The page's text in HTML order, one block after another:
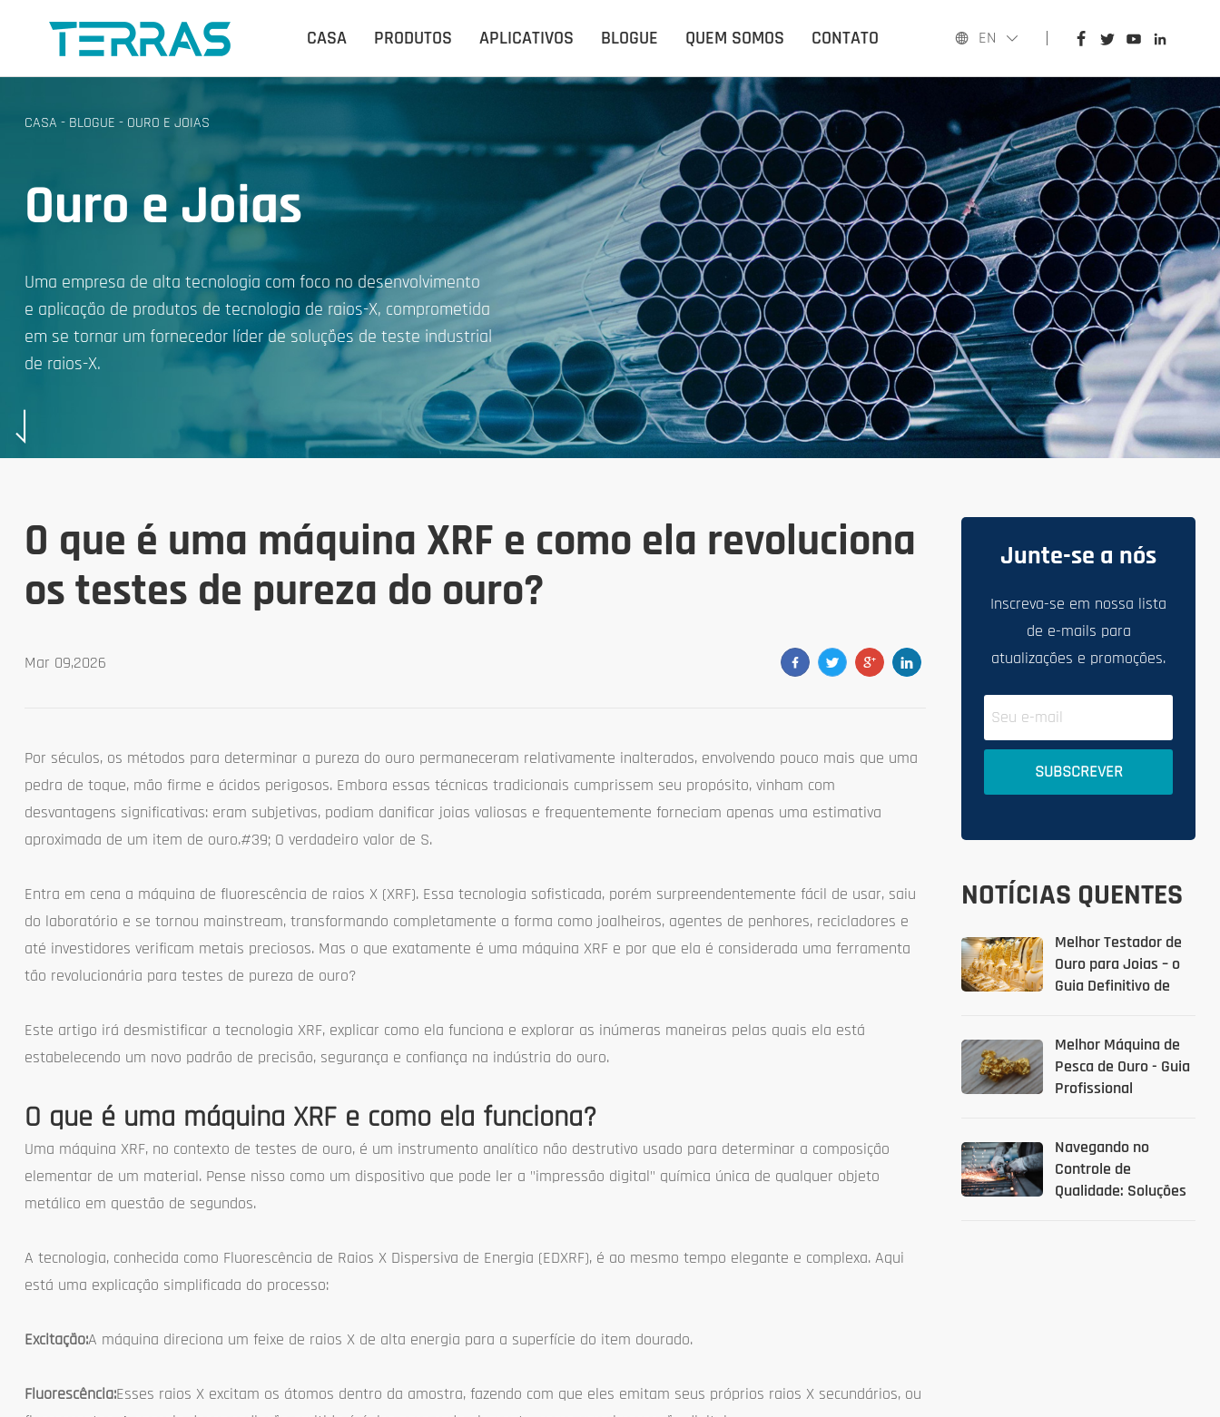
CASA PRODUTOS APLICATIVOS BLOGUE QUEM SOMOS CONTATO EN
CASA
PRODUTOS
APLICATIVOS
BLOGUE
QUEM SOMOS
CONTATO
CASA - BLOGUE - OURO E JOIAS
Ouro e Joias
Uma empresa de alta tecnologia com foco no desenvolvimento
e aplicação de produtos de tecnologia de raios-X, comprometida
em se tornar um fornecedor líder de soluções de teste industrial
de raios-X.
O que é uma máquina XRF e como ela revoluciona
os testes de pureza do ouro?
Mar 09,2026
Por séculos, os métodos para determinar a pureza do ouro permaneceram relativamente inalterados, envolvendo pouco mais que uma
pedra de toque, mão firme e ácidos perigosos. Embora essas técnicas tradicionais cumprissem seu propósito, vinham com
desvantagens significativas: eram subjetivas, podiam danificar joias valiosas e frequentemente forneciam apenas uma estimativa
aproximada de um item de ouro.#39; O verdadeiro valor de S.
Entra em cena a máquina de fluorescência de raios X (XRF). Essa tecnologia sofisticada, porém surpreendentemente fácil de usar, saiu
do laboratório e se tornou mainstream, transformando completamente a forma como joalheiros, agentes de penhores, recicladores e
até investidores verificam metais preciosos. Mas o que exatamente é uma máquina XRF e por que ela é considerada uma ferramenta
tão revolucionária para testes de pureza de ouro?
Este artigo irá desmistificar a tecnologia XRF, explicar como ela funciona e explorar as inúmeras maneiras pelas quais ela está
estabelecendo um novo padrão de precisão, segurança e confiança na indústria do ouro.
O que é uma máquina XRF e como ela funciona?
Uma máquina XRF, no contexto de testes de ouro, é um instrumento analítico não destrutivo usado para determinar a composição
elementar de um material. Pense nisso como um dispositivo que pode ler a "impressão digital" química única de qualquer objeto
metálico em questão de segundos.
A tecnologia, conhecida como Fluorescência de Raios X Dispersiva de Energia (EDXRF), é ao mesmo tempo elegante e complexa. Aqui
está uma explicação simplificada do processo:
Excitação:A máquina direciona um feixe de raios X de alta energia para a superfície do item dourado.
Fluorescência:Esses raios X excitam os átomos dentro da amostra, fazendo com que eles emitam seus próprios raios X secundários, ou
Junte-se a nós
Inscreva-se em nossa lista
de e-mails para
atualizações e promoções.
NOTÍCIAS QUENTES
Melhor Testador de
Ouro para Joias – o
Guia Definitivo de
Melhor Máquina de
Pesca de Ouro - Guia
Profissional
Navegando no
Controle de
Qualidade: Soluções